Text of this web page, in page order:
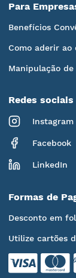
Para
Benefícios
Como aderir ao
Manipulação
Redes sociais
Instagram
Facebook
LinkedIn
Formas de
Desconto em
Utilize cartões